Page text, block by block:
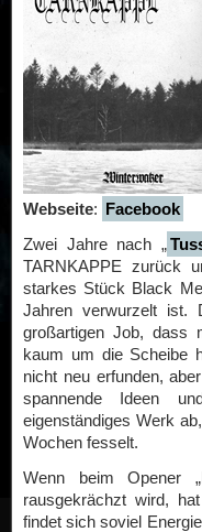
Webseite: Facebook
Zwei Jahre nach „
TARNKAPPE zurück
starkes Stück Black
Jahren verwurzelt ist.
großartigen Job, dass
kaum um die Scheibe
nicht neu erfunden,
spannende Ideen
eigenständiges Werk
Wochen fesselt.
Wenn beim Opener
rausgekrächzt wird,
findet sich soviel